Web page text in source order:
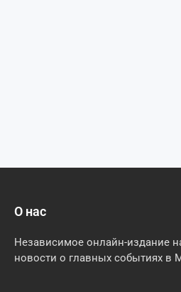
О нас
Независимое онлайн-издание
новости о главных событиях в